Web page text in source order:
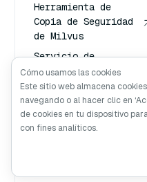
Herramienta de
Copia de Seguridad
de Milvus
Servicio de
Transporte de
Vectores (VTS)
Buscador profundo
Claude Contexto
Cómo usamos las cookies
Este sitio web almacena
navegando o al hacer clic en
de cookies en tu dispositivo
con fines analíticos.